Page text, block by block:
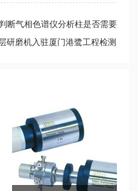
断气相色谱仪分析柱是否需要
研磨机入驻厦门港鹭工程检测